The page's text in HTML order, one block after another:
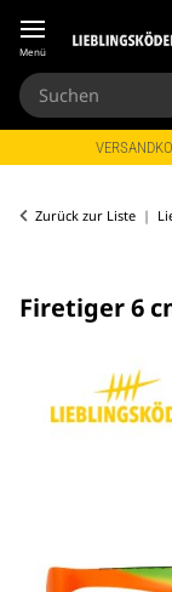
Menü
Zurück zur Liste
Firetiger 6